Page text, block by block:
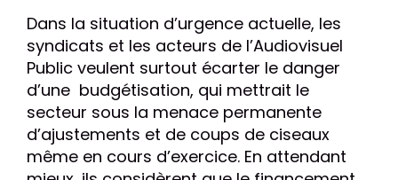
Dans la situation d’urgence actuelle, les
syndicats et les acteurs de l’Audiovisuel
Public veulent surtout écarter le danger
d’une budgétisation, qui mettrait le
secteur sous la menace permanente
d’ajustements et de coups de ciseaux
même en cours d’exercice. En attendant